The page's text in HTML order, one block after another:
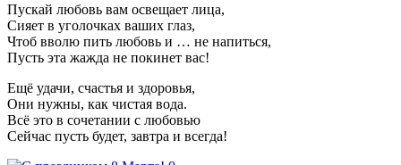
Пускай любовь вам освещает лица,
Сияет в уголочках ваших глаз,
Чтоб вволю пить любовь и … не напиться,
Пусть эта жажда не покинет вас!
Ещё удачи, счастья и здоровья,
Они нужны, как чистая вода.
Всё это в сочетании с любовью
Сейчас пусть будет, завтра и всегда!